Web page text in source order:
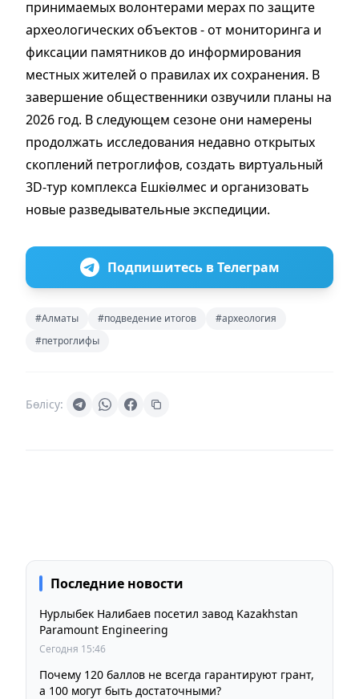
принимаемых волонтерами мерах по защите
археологических объектов - от мониторинга и
фиксации памятников до информирования
местных жителей о правилах их сохранения. В
завершение общественники озвучили планы на
2026 год. В следующем сезоне они намерены
продолжать исследования недавно открытых
скоплений петроглифов, создать виртуальный
3D-тур комплекса Ешкіөлмес и организовать
новые разведывательные экспедиции.
Подпишитесь в Телеграм
#Алматы #подведение итогов
#археология
#петроглифы
Бөлісу:
Последние новости
Нурлыбек Налибаев посетил завод Kazakhstan
Paramount Engineering
Сегодня 15:46
Почему 120 баллов не всегда гарантируют грант,
а 100 могут быть достаточными?